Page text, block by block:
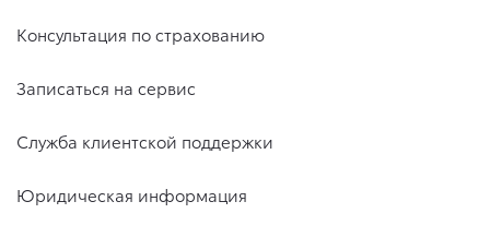
Консультация по страхованию
Записаться на сервис
Служба клиентской поддержки
Юридическая информация